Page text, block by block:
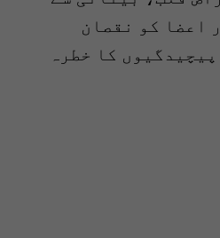
اعضا کو نقصان
کا خطرہ